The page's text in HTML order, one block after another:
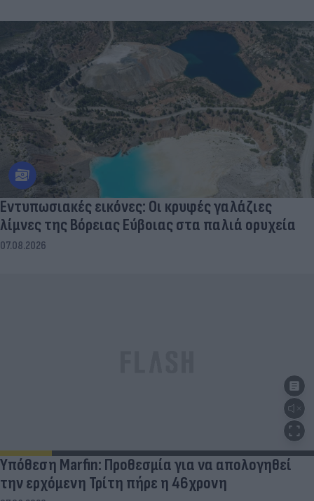
Εντυπωσιακές εικόνες: Οι κρυφές γαλάζιες
λίμνες της Βόρειας Εύβοιας στα παλιά ορυχεία
07.08.2026
Υπόθεση Marfin: Προθεσμία για να απολογηθεί
την ερχόμενη Τρίτη πήρε η 46χρονη